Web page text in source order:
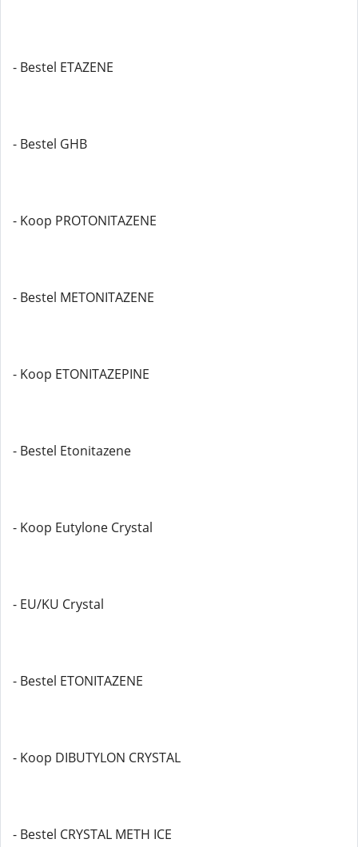
- Bestel ETAZENE
- Bestel GHB
- Koop PROTONITAZENE
- Bestel METONITAZENE
- Koop ETONITAZEPINE
- Bestel Etonitazene
- Koop Eutylone Crystal
- EU/KU Crystal
- Bestel ETONITAZENE
- Koop DIBUTYLON CRYSTAL
- Bestel CRYSTAL METH ICE